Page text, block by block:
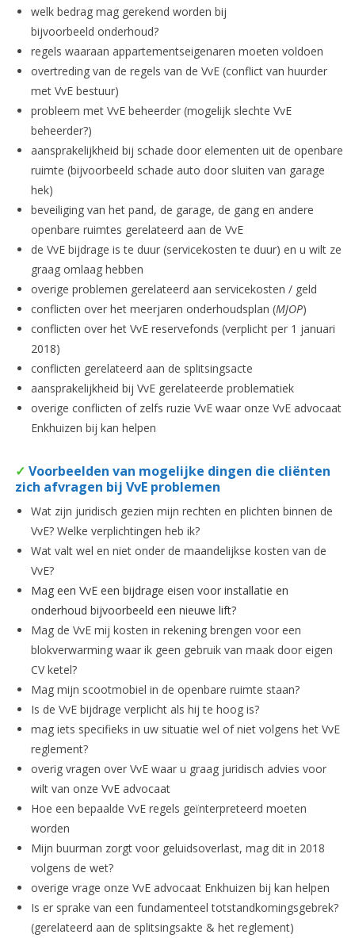
welk bedrag mag gerekend worden bij
bijvoorbeeld onderhoud?
regels waaraan appartementseigenaren moeten voldoen
overtreding van de regels van de VvE (conflict van huurder
met VvE bestuur)
probleem met VvE beheerder (mogelijk slechte VvE
beheerder?)
aansprakelijkheid bij schade door elementen uit de openbare
ruimte (bijvoorbeeld schade auto door sluiten van garage
hek)
beveiliging van het pand, de garage, de gang en andere
openbare ruimtes gerelateerd aan de VvE
de VvE bijdrage is te duur (servicekosten te duur) en u wilt ze
graag omlaag hebben
overige problemen gerelateerd aan servicekosten / geld
conflicten over het meerjaren onderhoudsplan (MJOP)
conflicten over het VvE reservefonds (verplicht per 1 januari
2018)
conflicten gerelateerd aan de splitsingsacte
aansprakelijkheid bij VvE gerelateerde problematiek
overige conflicten of zelfs ruzie VvE waar onze VvE advocaat
Enkhuizen bij kan helpen
✓ Voorbeelden van mogelijke dingen die cliënten
zich afvragen bij VvE problemen
Wat zijn juridisch gezien mijn rechten en plichten binnen de
VvE? Welke verplichtingen heb ik?
Wat valt wel en niet onder de maandelijkse kosten van de
VvE?
Mag een VvE een bijdrage eisen voor installatie en
onderhoud bijvoorbeeld een nieuwe lift?
Mag de VvE mij kosten in rekening brengen voor een
blokverwarming waar ik geen gebruik van maak door eigen
CV ketel?
Mag mijn scootmobiel in de openbare ruimte staan?
Is de VvE bijdrage verplicht als hij te hoog is?
mag iets specifieks in uw situatie wel of niet volgens het VvE
reglement?
overig vragen over VvE waar u graag juridisch advies voor
wilt van onze VvE advocaat
Hoe een bepaalde VvE regels geïnterpreteerd moeten
worden
Mijn buurman zorgt voor geluidsoverlast, mag dit in 2018
volgens de wet?
overige vrage onze VvE advocaat Enkhuizen bij kan helpen
Is er sprake van een fundamenteel totstandkomingsgebrek?
(gerelateerd aan de splitsingsakte & het reglement)